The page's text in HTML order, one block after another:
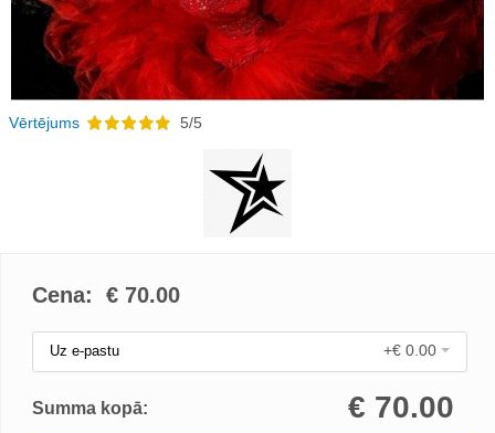
Vērtējums 5/5
Cena: € 70.00
Uz e-pastu +€ 0.00
Summa kopā: € 70.00